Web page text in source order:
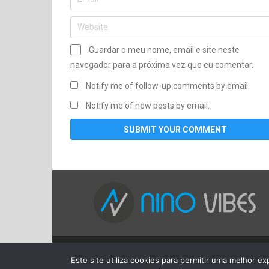
Guardar o meu nome, email e site neste
navegador para a próxima vez que eu comentar.
Notify me of follow-up comments by email.
Notify me of new posts by email.
Copyright © 2026Nino Vibes - MÚSICAS
Este site utiliza cookies para permitir uma melhor